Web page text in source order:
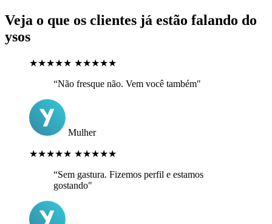
Veja o que os clientes já estão falando do
ysos
★★★★★ ★★★★★
“Não fresque não. Vem você também"
Mulher
★★★★★ ★★★★★
“Sem gastura. Fizemos perfil e estamos
gostando"